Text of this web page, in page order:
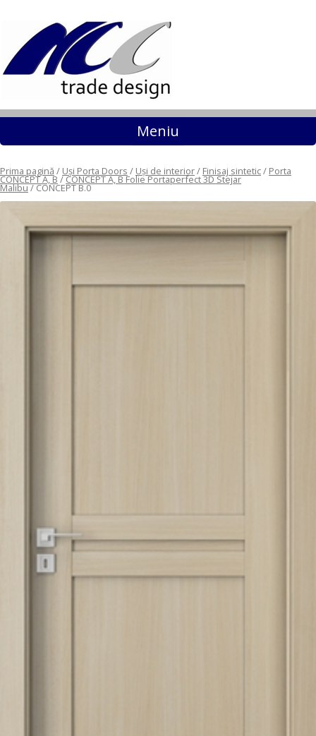
Meniu Sari la conținut
Prima pagină / Uși Porta Doors / Uși de interior/ Finisaj sintetic/ Porta
CONCEPT A, B /CONCEPT A, B Folie Portaperfect 3D Stejar
Malibu/ CONCEPT B.0